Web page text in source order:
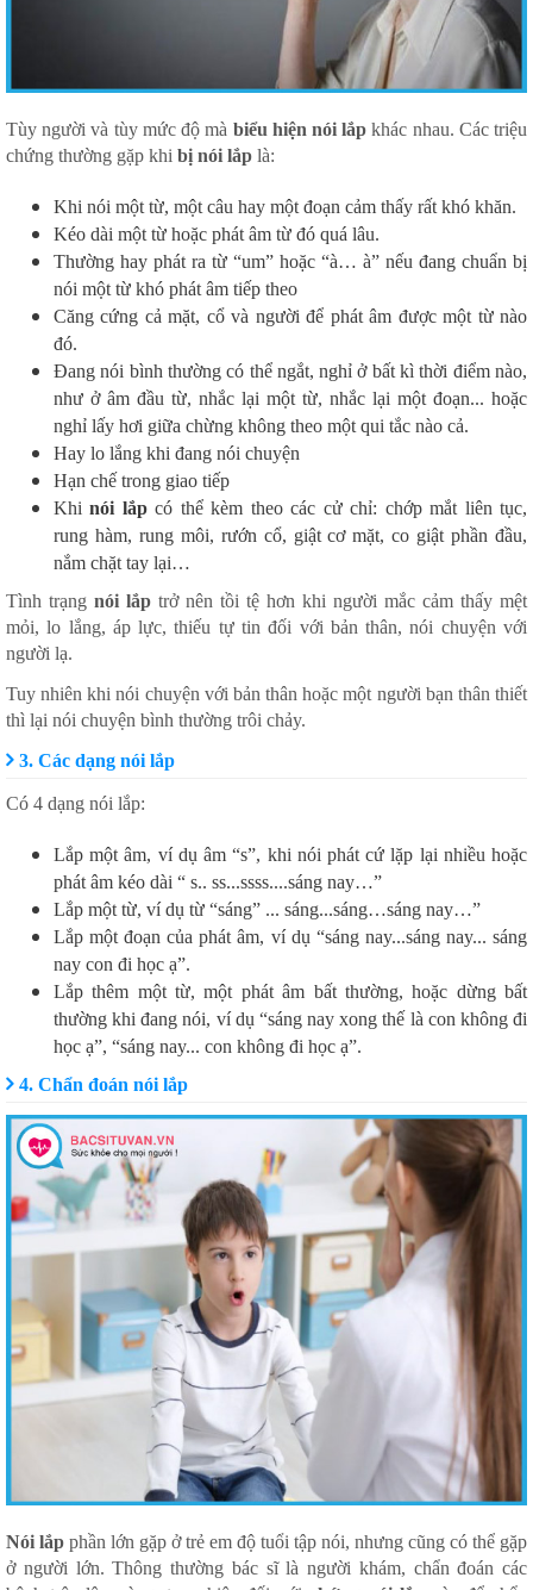
Tùy người và tùy mức độ mà biểu hiện nói lắp khác nhau. Các triệu
chứng thường gặp khi bị nói lắp là:
Khi nói một từ, một câu hay một đoạn cảm thấy rất khó khăn.
Kéo dài một từ hoặc phát âm từ đó quá lâu.
Thường hay phát ra từ “um” hoặc “à… à” nếu đang chuẩn bị
nói một từ khó phát âm tiếp theo
Căng cứng cả mặt, cổ và người để phát âm được một từ nào
đó.
Đang nói bình thường có thể ngắt, nghỉ ở bất kì thời điểm nào,
như ở âm đầu từ, nhắc lại một từ, nhắc lại một đoạn... hoặc
nghỉ lấy hơi giữa chừng không theo một qui tắc nào cả.
Hay lo lắng khi đang nói chuyện
Hạn chế trong giao tiếp
Khinói lắpcó thể kèm theo các cử chỉ: chớp mắt liên tục,
rung hàm, rung môi, rướn cổ, giật cơ mặt, co giật phần đầu,
nắm chặt tay lại…
Tình trạng nói lắp trở nên tồi tệ hơn khi người mắc cảm thấy mệt
mỏi, lo lắng, áp lực, thiếu tự tin đối với bản thân, nói chuyện với
người lạ.
Tuy nhiên khi nói chuyện với bản thân hoặc một người bạn thân thiết
thì lại nói chuyện bình thường trôi chảy.
3. Các dạng nói lắp
Có 4 dạng nói lắp:
Lắp một âm, ví dụ âm “s”, khi nói phát cứ lặp lại nhiều hoặc
phát âm kéo dài “ s.. ss...ssss....sáng nay…”
Lắp một từ, ví dụ từ “sáng” ... sáng...sáng…sáng nay…”
Lắp một đoạn của phát âm, ví dụ “sáng nay...sáng nay... sáng
nay con đi học ạ”.
Lắp thêm một từ, một phát âm bất thường, hoặc dừng bất
thường khi đang nói, ví dụ “sáng nay xong thế là con không đi
học ạ”, “sáng nay... con không đi học ạ”.
4. Chẩn đoán nói lắp
Nói lắp phần lớn gặp ở trẻ em độ tuổi tập nói, nhưng cũng có thể gặp
ở người lớn. Thông thường bác sĩ là người khám, chẩn đoán các